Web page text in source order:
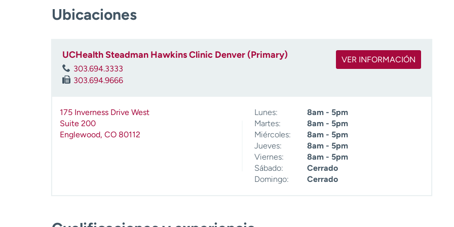
Ubicaciones
UCHealth Steadman Hawkins Clinic Denver (Primary)
303.694.3333
303.694.9666
VER INFORMACIÓN
175 Inverness Drive West
Suite 200
Englewood, CO 80112
Lunes:
8am - 5pm
Martes:
8am - 5pm
Miércoles:
8am - 5pm
Jueves:
8am - 5pm
Viernes:
8am - 5pm
Sábado:
Cerrado
Domingo:
Cerrado